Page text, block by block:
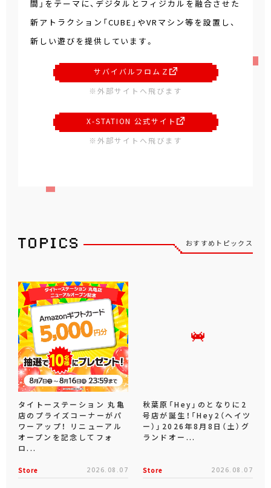
間」をテーマに、デジタルとフィジカルを融合させた
新アトラクション「CUBE」やVRマシン等を設置し、
新しい遊びを提供しています。
サバイバルフロムＺ
※外部サイトへ飛びます
X-STATION 公式サイト
※外部サイトへ飛びます
おすすめトピックス
タイトーステーション 丸亀
店のプライズコーナーがパ
ワーアップ！ リニューアル
オープンを記念してフォ
ロ...
Store 2026.08.07
秋葉原「Hey」のとなりに2
号店が誕生！「Hey2（ヘイツ
ー）」2026年8月8日（土）グ
ランドオー...
Store 2026.08.07